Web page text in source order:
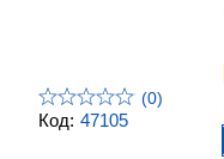
Код: 47105
(0)